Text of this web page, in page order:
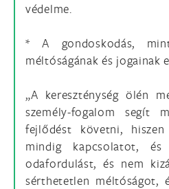
védelme.
* A gondoskodás,
méltóságának és jogainak
„A kereszténység ölén
személy-fogalom segít
fejlődést követni,
mindig kapcsolatot, és
odafordulást, és nem
sérthetetlen méltóságot,